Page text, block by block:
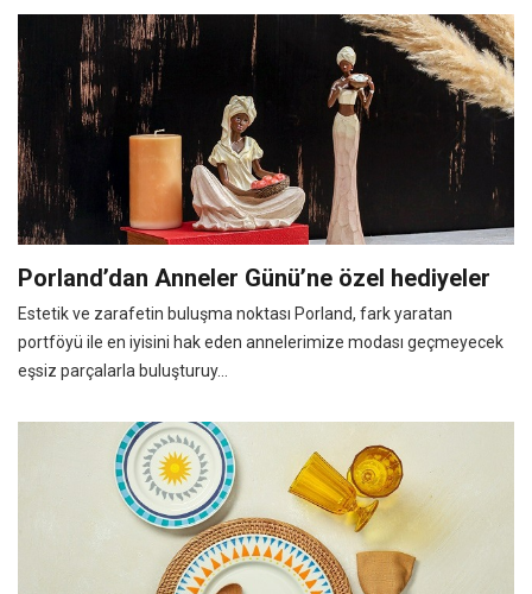
Porland’dan Anneler Günü’ne özel hediyeler
Estetik ve zarafetin buluşma noktası Porland, fark yaratan
portföyü ile en iyisini hak eden annelerimize modası geçmeyecek
eşsiz parçalarla buluşturuy...